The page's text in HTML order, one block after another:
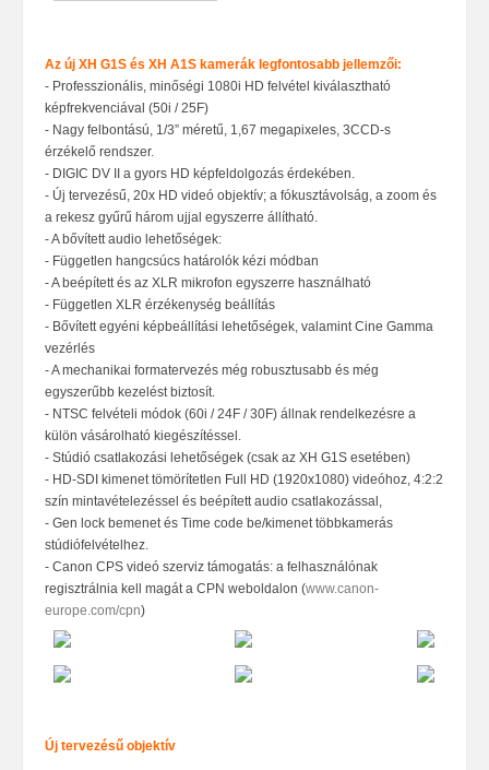
Az új XH G1S és XH A1S kamerák legfontosabb jellemzői:
- Professzionális, minőségi 1080i HD felvétel kiválasztható
képfrekvenciával (50i / 25F)
- Nagy felbontású, 1/3” méretű, 1,67 megapixeles, 3CCD-s
érzékelő rendszer.
- DIGIC DV II a gyors HD képfeldolgozás érdekében.
- Új tervezésű, 20x HD videó objektív; a fókusztávolság, a zoom és
a rekesz gyűrű három ujjal egyszerre állítható.
- A bővített audio lehetőségek:
- Független hangcsúcs határolók kézi módban
- A beépített és az XLR mikrofon egyszerre használható
- Független XLR érzékenység beállítás
- Bővített egyéni képbeállítási lehetőségek, valamint Cine Gamma
vezérlés
- A mechanikai formatervezés még robusztusabb és még
egyszerűbb kezelést biztosít.
- NTSC felvételi módok (60i / 24F / 30F) állnak rendelkezésre a
külön vásárolható kiegészítéssel.
- Stúdió csatlakozási lehetőségek (csak az XH G1S esetében)
- HD-SDI kimenet tömörítetlen Full HD (1920x1080) videóhoz, 4:2:2
szín mintavételezéssel és beépített audio csatlakozással,
- Gen lock bemenet és Time code be/kimenet többkamerás
stúdiófelvételhez.
- Canon CPS videó szerviz támogatás: a felhasználónak
regisztrálnia kell magát a CPN weboldalon (www.canon-
europe.com/cpn)
Új tervezésű objektív